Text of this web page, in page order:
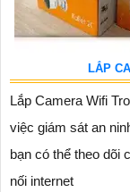
LẮP
Lắp Camera Wifi
việc giám sát an
bạn có thể theo dõi
nối internet